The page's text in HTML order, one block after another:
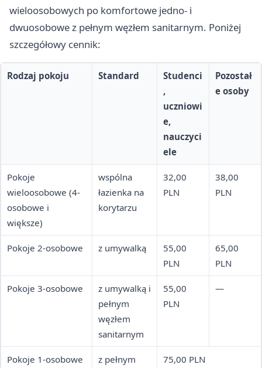
wieloosobowych po komfortowe jedno- i
dwuosobowe z pełnym węzłem sanitarnym. Poniżej
szczegółowy cennik:
Rodzaj pokoju Standard
Studenci
,
uczniowi
e,
nauczyci
ele
Pozostał
e osoby
Pokoje
wieloosobowe (4-
osobowe i
większe)
wspólna
łazienka na
korytarzu
32,00
PLN
38,00
PLN
Pokoje 2-osobowe z umywalką
55,00
PLN
65,00
PLN
Pokoje 3-osobowe
z umywalką i
pełnym
węzłem
sanitarnym
55,00
PLN
—
Pokoje 1-osobowe z pełnym 75,00 PLN